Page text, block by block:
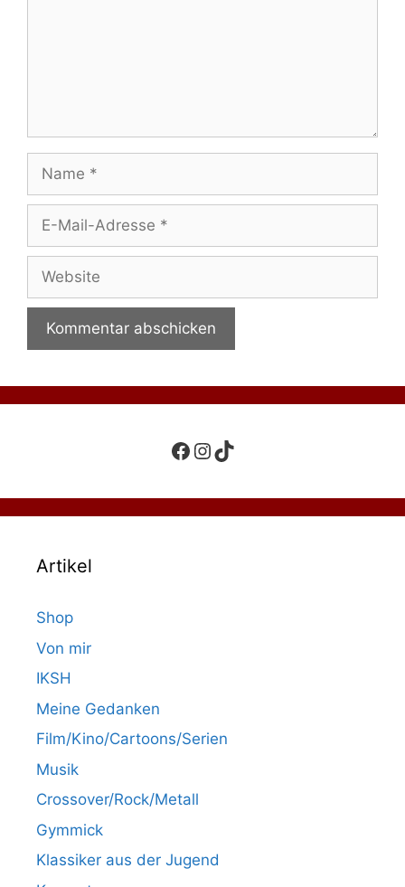
Name
Adresse
Website
Facebook
Instagram
TikTok
Artikel
Shop
Von mir
IKSH
Meine Gedanken
Film/Kino/Cartoons/Serien
Musik
Crossover/Rock/Metall
Gymmick
Klassiker aus der Jugend